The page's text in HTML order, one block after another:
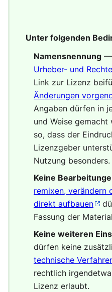
Unter folgenden
Namensnennung —
Urheber- und
Link zur Lizenz
Änderungen
Angaben dürfen in
und Weise
so, dass der
Lizenzgeber
Nutzung besonders.
Keine
remixen, verändern
direkt aufbauen
Fassung der
Keine weiteren
dürfen keine
technische
rechtlich
Lizenz erlaubt.